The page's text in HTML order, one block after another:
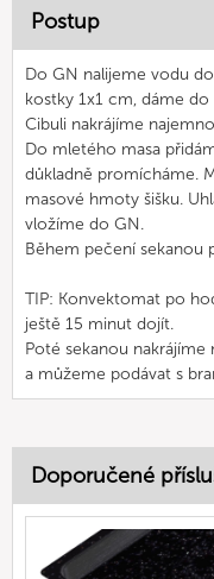
Postup
Do GN nalijeme vodu
kostky 1x1 cm, dáme
Cibuli nakrájíme
Do mletého masa
důkladně promícháme.
masové hmoty šišku.
vložíme do GN.
Během pečení sekanou
TIP: Konvektomat po
ještě 15 minut dojít.
Poté sekanou
a můžeme podávat s
Doporučené